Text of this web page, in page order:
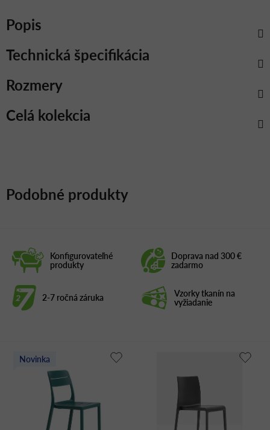
Konfigurovateľné
produkty
Doprava nad 300 €
zadarmo
2-7 ročná záruka Vzorky tkanín na
vyžiadanie
Popis
Celá kolekcia
Rozmery
Technická špecifikácia
Podobné produkty
Novinka